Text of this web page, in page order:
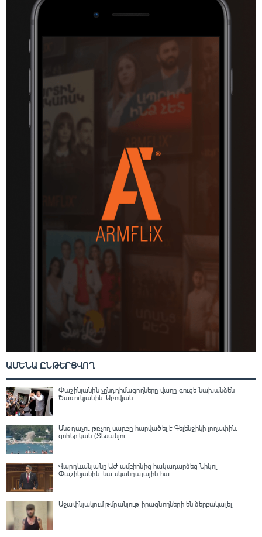
ԱՄԵՆԱ ԸՆԹԵՐՑՎՈՂ
Փաշինյանին չընդդիմացողները վաղը գուցե նախանձեն
Ծառուկյանին. Աբովյան
Անօդաչու թռչող սարքը հարվածել է Գելենջիկի լողափին.
զոհեր կան (Տեսանյու ...
Վարդևանյանը ԱԺ ամբիոնից հակադարձեց Նիկոլ
Փաշինյանին․ նա սկանդալային հա ...
Աջափնյակում թմրանյութ իրացնողների են ձերբակալել